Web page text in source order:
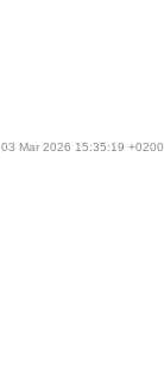
Mar 2026 15:35:19 +0200